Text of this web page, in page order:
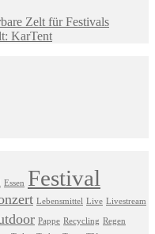
Zelt für Festivals
KarTent
Essen Festival
Lebensmittel Live Livestream
Pappe Recycling Regen